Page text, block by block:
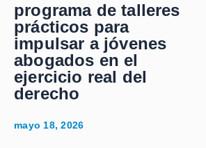
programa de talleres
prácticos para
impulsar a jóvenes
abogados en el
ejercicio real del
derecho
mayo 18, 2026